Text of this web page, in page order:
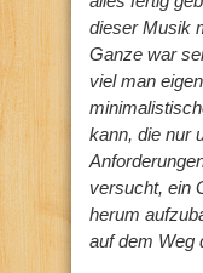
dieser Musik
Ganze war
viel man
kann, die nur
versucht, ein
herum
auf dem Weg